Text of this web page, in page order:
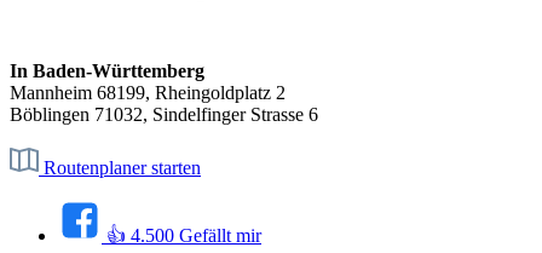
In Baden-Württemberg
Mannheim 68199, Rheingoldplatz 2
Böblingen 71032, Sindelfinger Strasse 6
Routenplaner starten
👍 4.500 Gefällt mir